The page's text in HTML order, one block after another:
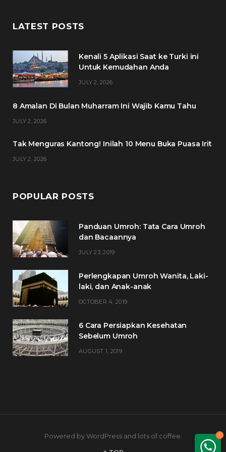
1
c
b
t
a
e
LATEST POSTS
Kenali 5 Aplikasi Saat ke Turki ini
Untuk Kemudahan Anda
JULY 2, 2026
8 Amalan Di Bulan Muharram Ini Wajib Kamu Tahu
JULY 2, 2026
Tak Menguras Kantong! Inilah 10 Menu Buka Puasa Irit
JULY 2, 2026
POPULAR POSTS
Panduan Umroh: Tata Cara Umroh
dan Bacaannya
JULY 23, 2019
Perlengkapan Umroh Wanita, Laki-
laki, dan Anak-anak
OCTOBER 4, 2019
6 Cara Persiapkan Kesehatan
Sebelum Umroh
AUGUST 1, 2019
Powered by WordPress and lots of coffee.